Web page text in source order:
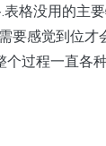
格没用的主要
要感觉到位
过程一直各